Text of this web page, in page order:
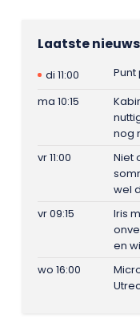
Laatste nieuws
di 11:00
ma 10:15
nog
vr 11:00
Niet
wel
vr 09:15
Iris
en
wo 16:00